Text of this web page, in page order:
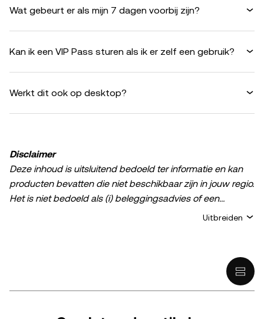
Wat gebeurt er als mijn 7 dagen voorbij zijn?
Kan ik een VIP Pass sturen als ik er zelf een gebruik?
Werkt dit ook op desktop?
Disclaimer
Deze inhoud is uitsluitend bedoeld ter informatie en kan
producten bevatten die niet beschikbaar zijn in jouw regio.
Het is niet bedoeld als (i) beleggingsadvies of een
beleggingsaanbeveling; (ii) een aanbod of verzoek om
fiscaal advies. Het bezit van digitale bezittingen of crypto,
waaronder stablecoins, brengt een hoog risico met zich
mee en de waarde ervan kan sterk fluctueren. Overweeg
verstandig is om crypto-/digitale bezittingen te
Uitbreiden